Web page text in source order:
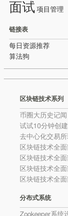
面试 项目管理
链接表
每日资源推荐
算法狗
区块链技术系列
币圈大历史记
试试10分钟创
去中心化交易
区块链技术全
区块链技术全
区块链技术全
区块链技术全
分布式系统
Zookeeper系统